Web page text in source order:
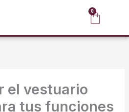
0
el vestuario
tus funciones